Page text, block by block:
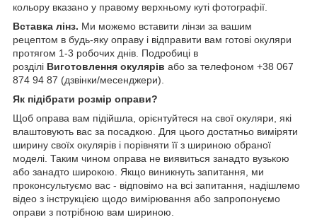
кольору вказано у правому верхньому куті фотографії.
Вставка лінз. Ми можемо вставити лінзи за вашим
рецептом в будь-яку оправу і відправити вам готові окуляри
протягом 1-3 робочих днів. Подробиці в
розділі Виготовлення окулярів або за телефоном +38 067
874 94 87 (дзвінки/месенджери).
Як підібрати розмір оправи?
Щоб оправа вам підійшла, орієнтуйтеся на свої окуляри, які
влаштовують вас за посадкою. Для цього достатньо виміряти
ширину своїх окулярів і порівняти її з шириною обраної
моделі. Таким чином оправа не виявиться занадто вузькою
або занадто широкою. Якщо виникнуть запитання, ми
проконсультуємо вас - відповімо на всі запитання, надішлемо
відео з інструкцією щодо вимірювання або запропонуємо
оправи з потрібною вам шириною.